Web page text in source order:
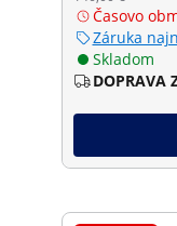
Časovo
Záruka
Skladom
DOPRAVA